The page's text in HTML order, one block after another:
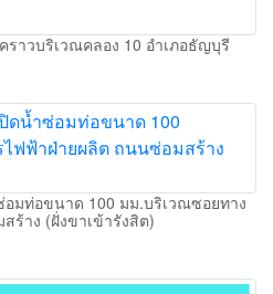
าวบริเวณคลอง 10 อำเภอธัญบุรี
มท่อขนาด 100 มม.บริเวณซอยทาง
ร้าง (ฝั่งขาเข้ารังสิต)